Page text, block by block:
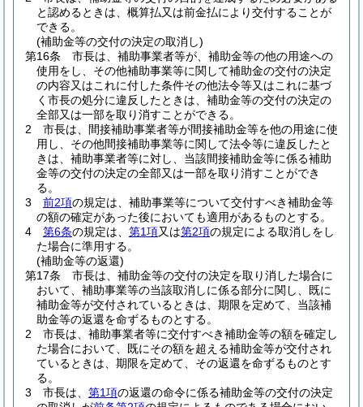
と認めるときは、概算払又は前金払により交付することが
できる。
(補助金等の交付の決定の取消し)
第16条
市長は、補助事業者等が、補助金等の他の用途への
使用をし、その他補助事業等に関して補助金の交付の決定
の内容又はこれに付した条件その他法令等又はこれに基づ
く市長の処分に違反したときは、補助金等の交付の決定の
全部又は一部を取り消すことができる。
2
市長は、間接補助事業者等が間接補助金等を他の用途に使
用し、その他間接補助事業等に関して法令等に違反したと
きは、補助事業者等に対し、当該間接補助金等に係る補助
金等の交付の決定の全部又は一部を取り消すことができ
る。
3
前2項の規定は、補助事業等について交付すべき補助金等
の額の確定があった後においても適用があるものとする。
4
第6条の規定は、 第1項又は第2項の規定による取消しをし
た場合に準用する。
(補助金等の返還)
第17条
市長は、補助金等の交付の決定を取り消した場合に
おいて、補助事業等の当該取消しに係る部分に関し、既に
補助金等が交付されているときは、期限を定めて、当該補
助金等の返還を命ずるものとする。
2
市長は、補助事業者等に交付すべき補助金等の額を確定し
た場合において、既にその額を超える補助金等が交付され
ているときは、期限を定めて、その返還を命ずるものとす
る。
3
市長は、 第1項の返還の命令に係る補助金等の交付の決定